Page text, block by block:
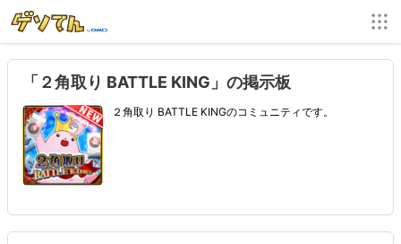
「２角取り BATTLE KING」の掲示板
２角取り BATTLE KINGのコミュニティです。